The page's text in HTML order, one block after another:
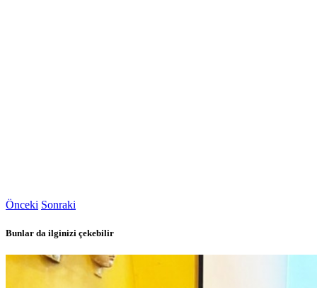
Önceki Sonraki
Bunlar da ilginizi çekebilir